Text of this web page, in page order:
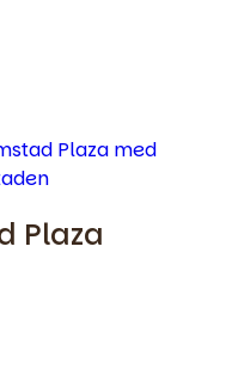
Plaza